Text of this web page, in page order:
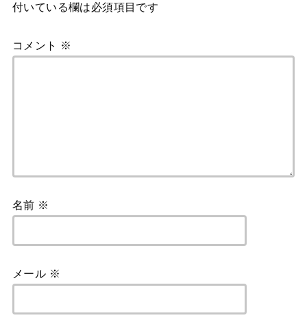
付いている欄は必須項目です
コメント ※
名前 ※
メール ※